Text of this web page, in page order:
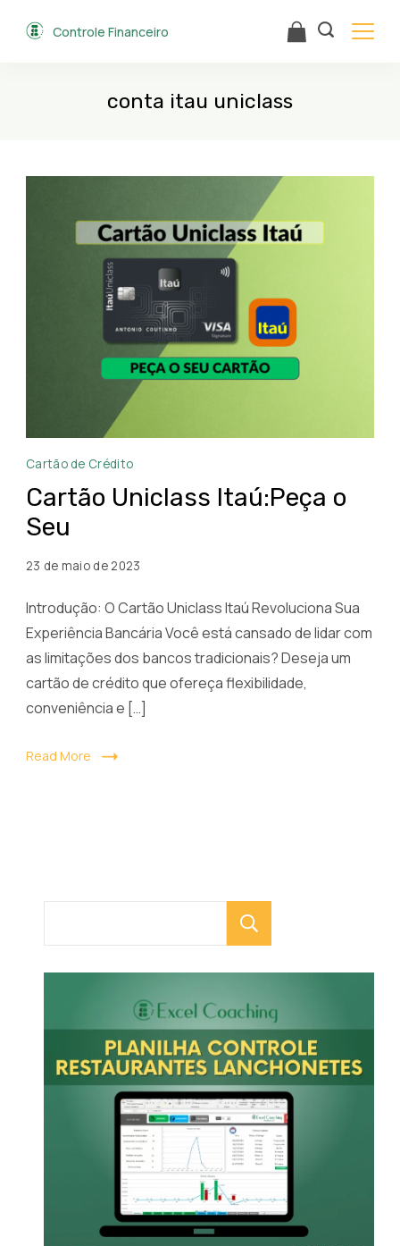
Controle Financeiro
conta itau uniclass
Cartão
Itaú
Cartão de Crédito
Cartão Uniclass Itaú:Peça o
Seu
23 de maio de 2023
Introdução: O Cartão Uniclass Itaú Revoluciona Sua
Experiência Bancária Você está cansado de lidar com
as limitações dos bancos tradicionais? Deseja um
cartão de crédito que ofereça flexibilidade,
conveniência e […]
Read More